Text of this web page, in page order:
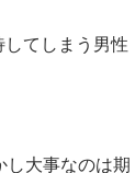
てしまう男性
し大事なのは期